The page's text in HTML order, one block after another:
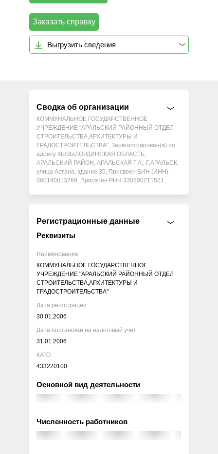
Заказать справку
Выгрузить сведения
Сводка об организации
КОММУНАЛЬНОЕ ГОСУДАРСТВЕННОЕ
УЧРЕЖДЕНИЕ "АРАЛЬСКИЙ РАЙОННЫЙ ОТДЕЛ
СТРОИТЕЛЬСТВА,АРХИТЕКТУРЫ И
ГРАДОСТРОИТЕЛЬСТВА", Зарегистрирован(а) по
адресу КЫЗЫЛОРДИНСКАЯ ОБЛАСТЬ,
АРАЛЬСКИЙ РАЙОН, АРАЛЬСКАЯ Г.А., Г.АРАЛЬСК,
улица Астана, здание 35, Присвоен БИН (ИНН)
060140013789, Присвоен РНН 330200211521
Регистрационные данные
Реквизиты
Наименование
КОММУНАЛЬНОЕ ГОСУДАРСТВЕННОЕ
УЧРЕЖДЕНИЕ "АРАЛЬСКИЙ РАЙОННЫЙ ОТДЕЛ
СТРОИТЕЛЬСТВА,АРХИТЕКТУРЫ И
ГРАДОСТРОИТЕЛЬСТВА"
Дата регистрации
30.01.2006
Дата постановки на налоговый учет
31.01.2006
КАТО
433220100
Основной вид деятельности
Численность работников